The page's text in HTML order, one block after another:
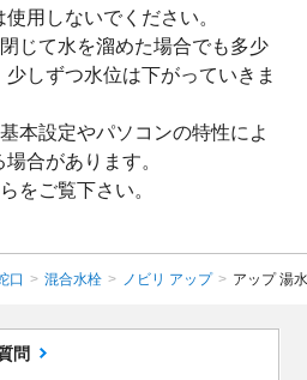
用しないでください。
じて水を溜めた場合でも多少
しずつ水位は下がっていきま
本設定やパソコンの特性によ
合があります。
をご覧下さい。
口 > 混合水栓 > ノビリ アップ > アップ 湯
問